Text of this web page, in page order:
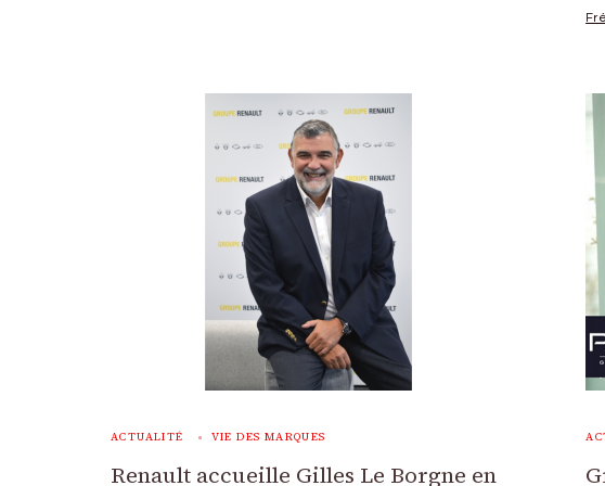
ACTUALITÉ VIE DES MARQUES
Renault accueille Gilles Le Borgne en